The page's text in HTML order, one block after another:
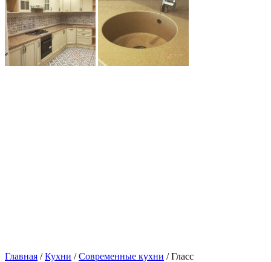
Главная /Кухни /Современные кухни / Гласс